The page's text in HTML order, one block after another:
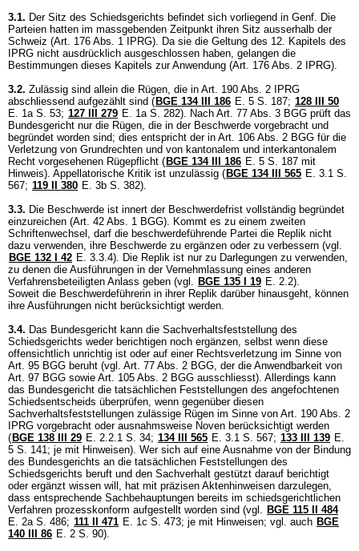
3.1. Der Sitz des Schiedsgerichts befindet sich vorliegend in Genf. Die
Parteien hatten im massgebenden Zeitpunkt ihren Sitz ausserhalb der
Schweiz (Art. 176 Abs. 1 IPRG). Da sie die Geltung des 12. Kapitels des
IPRG nicht ausdrücklich ausgeschlossen haben, gelangen die
Bestimmungen dieses Kapitels zur Anwendung (Art. 176 Abs. 2 IPRG).
3.2. Zulässig sind allein die Rügen, die in Art. 190 Abs. 2 IPRG
abschliessend aufgezählt sind ( BGE 134 III 186 E. 5 S. 187; 128 III 50
E. 1a S. 53; 127 III 279 E. 1a S. 282). Nach Art. 77 Abs. 3 BGG prüft das
Bundesgericht nur die Rügen, die in der Beschwerde vorgebracht und
begründet worden sind; dies entspricht der in Art. 106 Abs. 2 BGG für die
Verletzung von Grundrechten und von kantonalem und interkantonalem
Recht vorgesehenen Rügepflicht ( BGE 134 III 186 E. 5 S. 187 mit
Hinweis). Appellatorische Kritik ist unzulässig ( BGE 134 III 565 E. 3.1 S.
567; 119 II 380 E. 3b S. 382).
3.3. Die Beschwerde ist innert der Beschwerdefrist vollständig begründet
einzureichen (Art. 42 Abs. 1 BGG). Kommt es zu einem zweiten
Schriftenwechsel, darf die beschwerdeführende Partei die Replik nicht
dazu verwenden, ihre Beschwerde zu ergänzen oder zu verbessern (vgl.
BGE 132 I 42 E. 3.3.4). Die Replik ist nur zu Darlegungen zu verwenden,
zu denen die Ausführungen in der Vernehmlassung eines anderen
Verfahrensbeteiligten Anlass geben (vgl. BGE 135 I 19 E. 2.2).
Soweit die Beschwerdeführerin in ihrer Replik darüber hinausgeht, können
ihre Ausführungen nicht berücksichtigt werden.
3.4. Das Bundesgericht kann die Sachverhaltsfeststellung des
Schiedsgerichts weder berichtigen noch ergänzen, selbst wenn diese
offensichtlich unrichtig ist oder auf einer Rechtsverletzung im Sinne von
Art. 95 BGG beruht (vgl. Art. 77 Abs. 2 BGG, der die Anwendbarkeit von
Art. 97 BGG sowie Art. 105 Abs. 2 BGG ausschliesst). Allerdings kann
das Bundesgericht die tatsächlichen Feststellungen des angefochtenen
Schiedsentscheids überprüfen, wenn gegenüber diesen
Sachverhaltsfeststellungen zulässige Rügen im Sinne von Art. 190 Abs. 2
IPRG vorgebracht oder ausnahmsweise Noven berücksichtigt werden
( BGE 138 III 29 E. 2.2.1 S. 34; 134 III 565 E. 3.1 S. 567; 133 III 139 E.
5 S. 141; je mit Hinweisen). Wer sich auf eine Ausnahme von der Bindung
des Bundesgerichts an die tatsächlichen Feststellungen des
Schiedsgerichts beruft und den Sachverhalt gestützt darauf berichtigt
oder ergänzt wissen will, hat mit präzisen Aktenhinweisen darzulegen,
dass entsprechende Sachbehauptungen bereits im schiedsgerichtlichen
Verfahren prozesskonform aufgestellt worden sind (vgl. BGE 115 II 484
E. 2a S. 486; 111 II 471 E. 1c S. 473; je mit Hinweisen; vgl. auch BGE
140 III 86 E. 2 S. 90).